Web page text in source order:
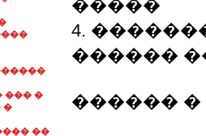
��� �
�
��
�����
4.
������
������ �